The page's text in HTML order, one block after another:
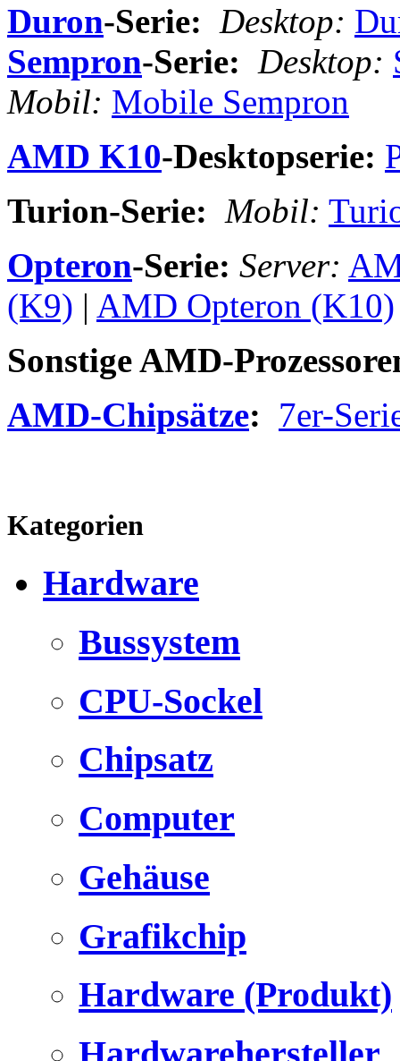
Duron-Serie: Desktop:
Sempron-Serie: Desktop:
Mobil: Mobile Sempron
AMD K10-Desktopserie:
Turion-Serie: Mobil:
Opteron-Serie: Server:
(K9) | AMD Opteron (K10)
Sonstige AMD-
AMD-Chipsätze: 7er-
Kategorien
Hardware
Bussystem
CPU-Sockel
Chipsatz
Computer
Gehäuse
Grafikchip
Hardware (Produkt)